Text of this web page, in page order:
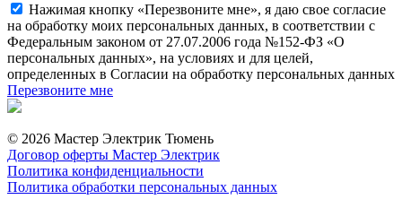
Нажимая кнопку «Перезвоните мне», я даю свое согласие
на обработку моих персональных данных, в соответствии с
Федеральным законом от 27.07.2006 года №152-ФЗ «О
персональных данных», на условиях и для целей,
определенных в Согласии на обработку персональных данных
Перезвоните мне
© 2026 Мастер Электрик Тюмень
Договор оферты Мастер Электрик
Политика конфиденциальности
Политика обработки персональных данных